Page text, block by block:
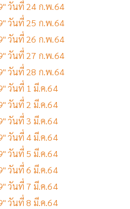
วันที่ 24 ก.พ.64
วันที่ 25 ก.พ.64
วันที่ 26 ก.พ.64
วันที่ 27 ก.พ.64
วันที่ 28 ก.พ.64
วันที่ 1 มี.ค.64
วันที่ 2 มี.ค.64
วันที่ 3 มี.ค.64
วันที่ 4 มี.ค.64
วันที่ 5 มี.ค.64
วันที่ 6 มี.ค.64
วันที่ 7 มี.ค.64
วันที่ 8 มี.ค.64